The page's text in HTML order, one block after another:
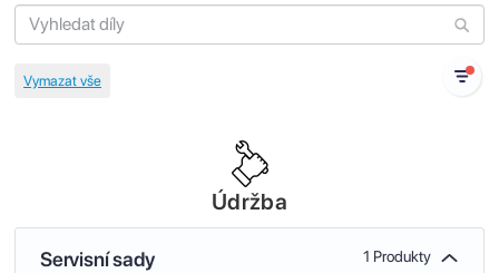
Údržba
Servisní sady 1 Produkty